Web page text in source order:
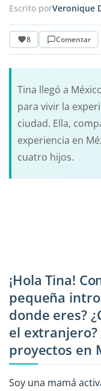
Escrito porVeronique
8 Comentar
Tina llegó a
para vivir la
ciudad. Ella,
experiencia en
cuatro hijos.
¡Hola Tina!
pequeña
donde eres?
el extranjero?
proyectos en
Soy una mamá